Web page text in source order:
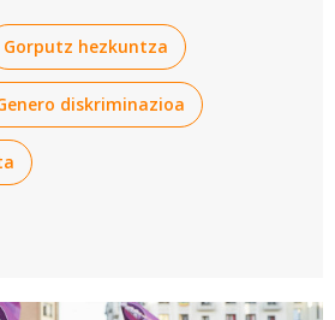
Artolak, eta halako zenbat jokabide
Gorputz hezkuntza
diskriminazioa